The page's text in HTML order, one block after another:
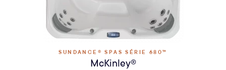
SUNDANCE® SPAS SÉRIE 680™
McKinley®